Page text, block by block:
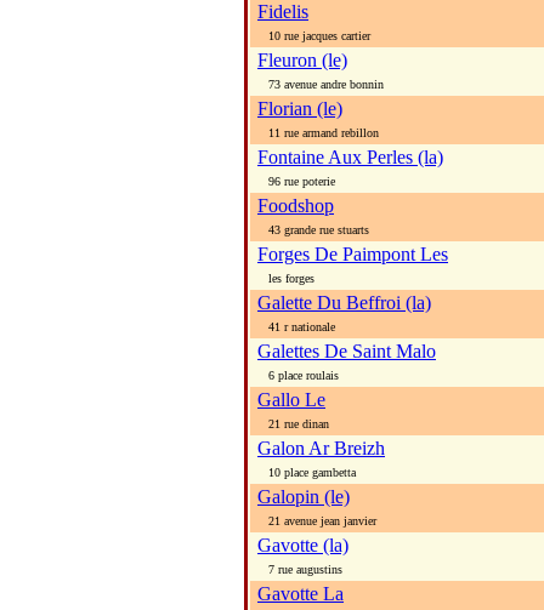
Fidelis
10 rue jacques cartier
Fleuron (le)
73 avenue andre bonnin
Florian (le)
11 rue armand rebillon
Fontaine Aux Perles (la)
96 rue poterie
Foodshop
43 grande rue stuarts
Forges De Paimpont Les
les forges
Galette Du Beffroi (la)
41 r nationale
Galettes De Saint Malo
6 place roulais
Gallo Le
21 rue dinan
Galon Ar Breizh
10 place gambetta
Galopin (le)
21 avenue jean janvier
Gavotte (la)
7 rue augustins
Gavotte La